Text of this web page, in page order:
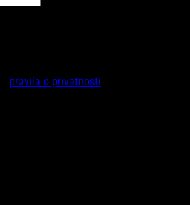
pravila o privatnosti